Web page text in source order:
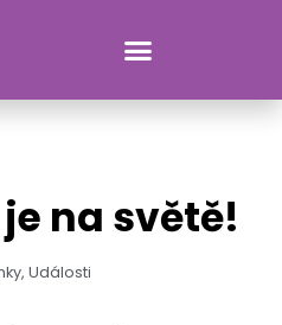
na světě!
, Události